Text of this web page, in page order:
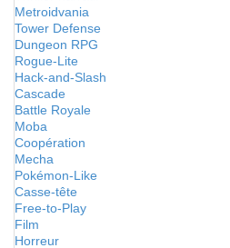
Metroidvania
Tower Defense
Dungeon RPG
Rogue-Lite
Hack-and-Slash
Cascade
Battle Royale
Moba
Coopération
Mecha
Pokémon-Like
Casse-tête
Free-to-Play
Film
Horreur